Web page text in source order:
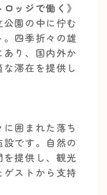
ッジで働く》
園の中に佇む
四季折々の雄
り、国内外か
滞在を提供し
囲まれた落ち
です。自然の
提供し、観光
ストから支持